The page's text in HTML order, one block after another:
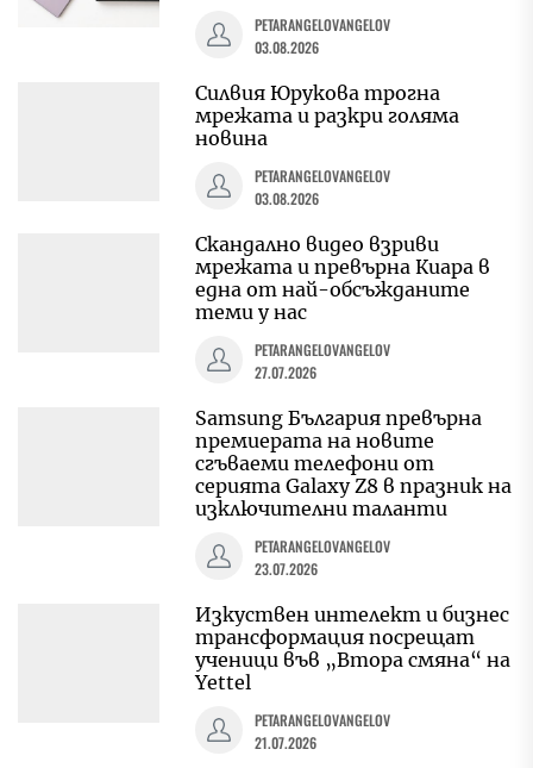
PETARANGELOVANGELOV
03.08.2026
Силвия Юрукова трогна
мрежата и разкри голяма
новина
PETARANGELOVANGELOV
03.08.2026
Скандално видео взриви
мрежата и превърна Киара в
една от най-обсъжданите
теми у нас
PETARANGELOVANGELOV
27.07.2026
Samsung България превърна
премиерата на новите
сгъваеми телефони от
серията Galaxy Z8 в празник на
изключителни таланти
PETARANGELOVANGELOV
23.07.2026
Изкуствен интелект и бизнес
трансформация посрещат
ученици във „Втора смяна“ на
Yettel
PETARANGELOVANGELOV
21.07.2026